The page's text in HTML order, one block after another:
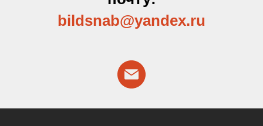
отрицательной температуре
bildsnab@yandex.ru